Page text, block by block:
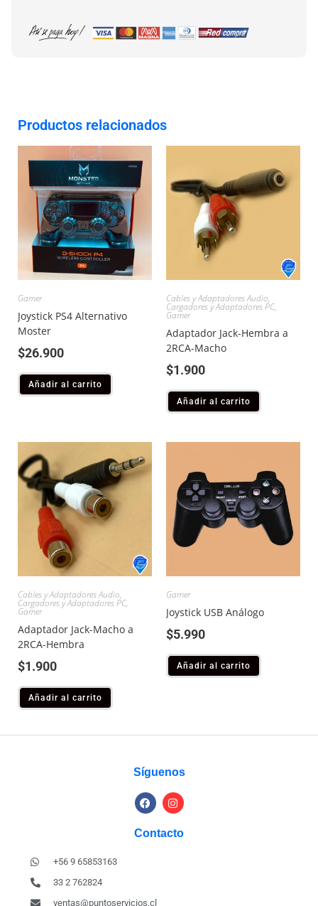
Productos relacionados
Gamer
Joystick PS4 Alternativo
Moster
$26.900
Añadir al carrito
Cables y Adaptadores Audio,
Cargadores y Adaptadores PC,
Gamer
Adaptador Jack-Hembra a
2RCA-Macho
$1.900
Añadir al carrito
Cables y Adaptadores Audio,
Cargadores y Adaptadores PC,
Gamer
Adaptador Jack-Macho a
2RCA-Hembra
$1.900
Añadir al carrito
Gamer
Joystick USB Análogo
$5.990
Añadir al carrito
Síguenos
Contacto
+56 9 65853163
33 2 762824
ventas@puntoservicios.cl